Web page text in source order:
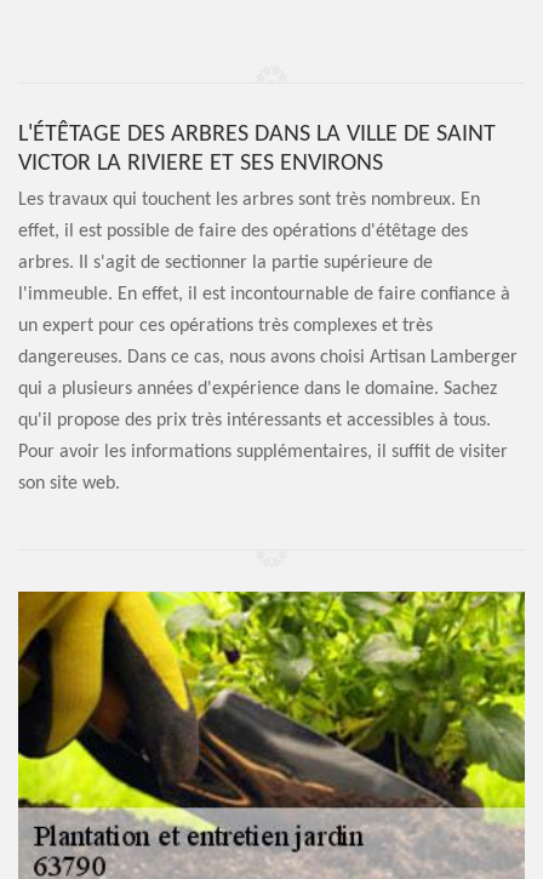
L'ÉTÊTAGE DES ARBRES DANS LA VILLE DE SAINT
VICTOR LA RIVIERE ET SES ENVIRONS
Les travaux qui touchent les arbres sont très nombreux. En
effet, il est possible de faire des opérations d'étêtage des
arbres. Il s'agit de sectionner la partie supérieure de
l'immeuble. En effet, il est incontournable de faire confiance à
un expert pour ces opérations très complexes et très
dangereuses. Dans ce cas, nous avons choisi Artisan Lamberger
qui a plusieurs années d'expérience dans le domaine. Sachez
qu'il propose des prix très intéressants et accessibles à tous.
Pour avoir les informations supplémentaires, il suffit de visiter
son site web.